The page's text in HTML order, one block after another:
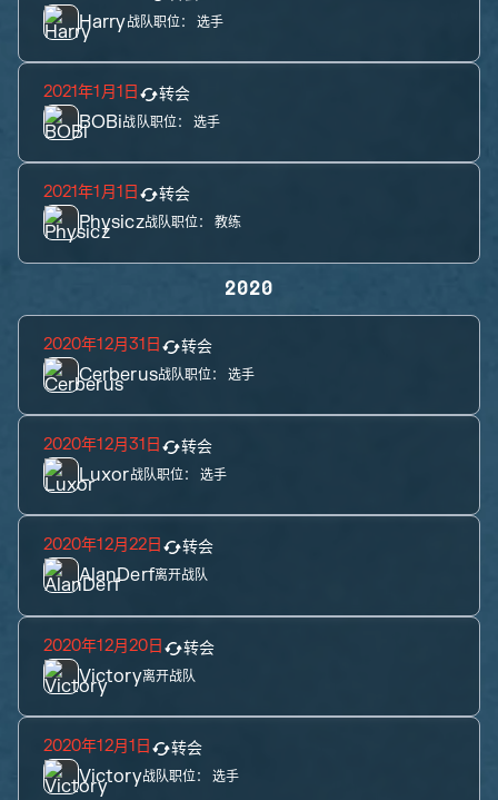
Harry战队职位： 选手
2021年1月1日 转会
BOBi战队职位： 选手
2021年1月1日 转会
Physicz战队职位： 教练
2020
2020年12月31日 转会
Cerberus战队职位： 选手
2020年12月31日 转会
Luxor战队职位： 选手
2020年12月22日 转会
AlanDerf离开战队
2020年12月20日 转会
Victory离开战队
2020年12月1日 转会
Victory战队职位： 选手